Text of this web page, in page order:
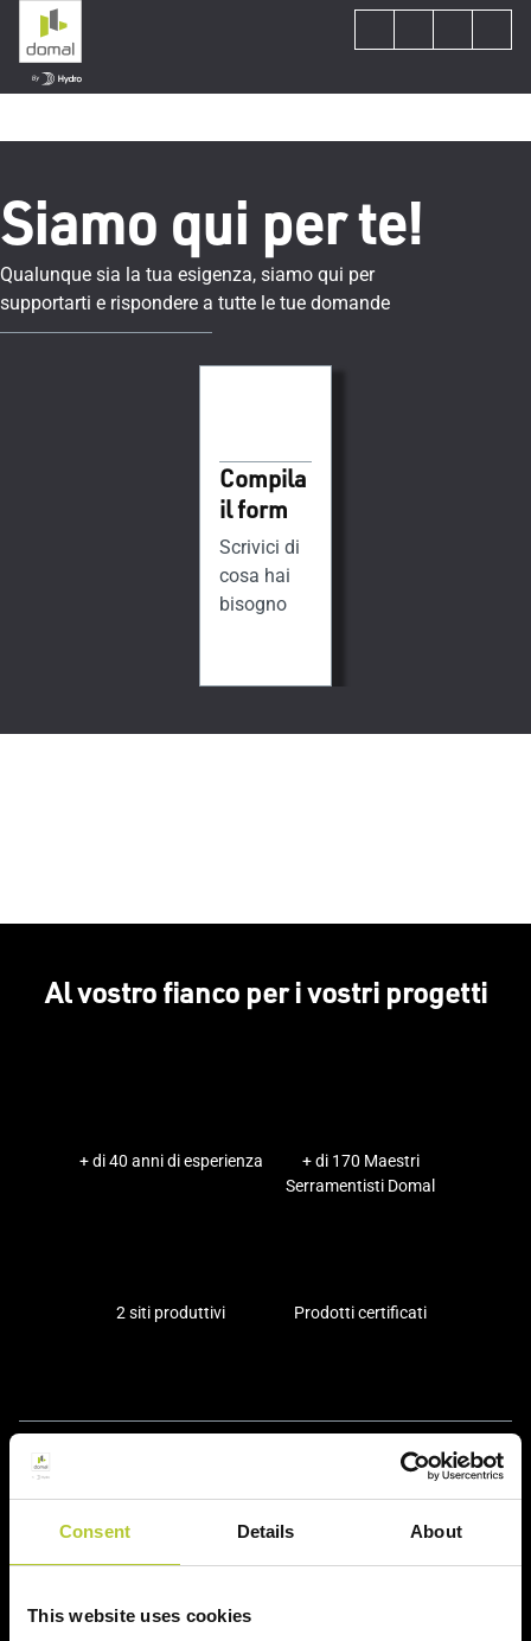
Consent Details About
This website uses cookies
Siamo qui per te!
Qualunque sia la tua esigenza, siamo qui per
supportarti e rispondere a tutte le tue domande
Compila
il form
Scrivici di
cosa hai
bisogno
Al vostro fianco per i vostri progetti
+ di 40 anni di esperienza
+ di 170 Maestri
Serramentisti Domal
2 siti produttivi Prodotti certificati
Prodotti
Sistemi finestre e portefinestre
Sistemi scorrevoli
Sistemi porte